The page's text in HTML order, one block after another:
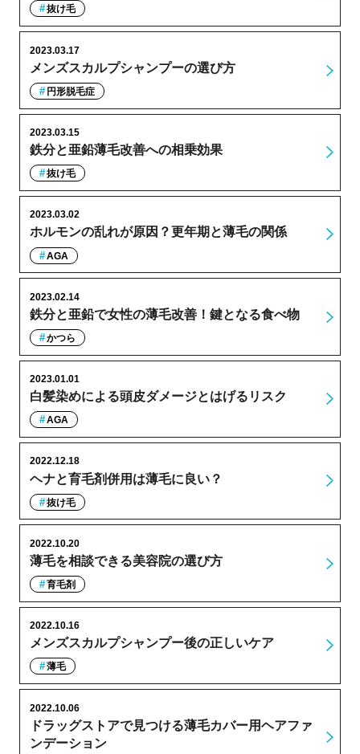
抜け毛
メンズスカルプシャンプーの選び方
2023.03.17
円形脱毛症
鉄分と亜鉛薄毛改善への相乗効果
2023.03.15
抜け毛
ホルモンの乱れが原因？更年期と薄毛の関係
2023.03.02
AGA
鉄分と亜鉛で女性の薄毛改善！鍵となる食べ物
2023.02.14
かつら
白髪染めによる頭皮ダメージとはげるリスク
2023.01.01
AGA
ヘナと育毛剤併用は薄毛に良い？
2022.12.18
抜け毛
薄毛を相談できる美容院の選び方
2022.10.20
育毛剤
メンズスカルプシャンプー後の正しいケア
2022.10.16
薄毛
ドラッグストアで見つける薄毛カバー用ヘアファ
ンデーション
2022.10.06